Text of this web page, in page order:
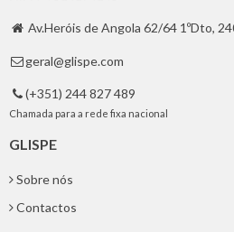
 Av.Heróis de Angola 62/64 1ºDto,
 geral@glispe.com
 (+351) 244 827 489
Chamada para a rede fixa nacional
GLISPE
Sobre nós
Contactos